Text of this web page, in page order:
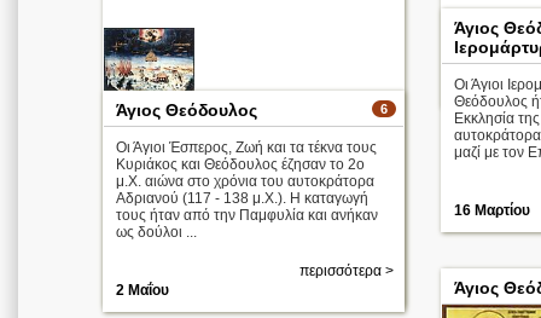
Οι Άγιοι
Τεσσαράκοντ
α
Απολυτίκιο
περισσότερα >
9 Μαρτίου
Απολυτίκιο
3
Άγιος
Οι Άγιοι
Θεόδουλος
Εκκλησία
μαζί με τον
16 Μαρτίου
6
Άγιος Θεόδουλος
Οι Άγιοι Έσπερος, Ζωή και τα τέκνα τους
Κυριάκος και Θεόδουλος έζησαν το 2ο
μ.Χ. αιώνα στο χρόνια του αυτοκράτορα
Αδριανού (117 - 138 μ.Χ.). Η καταγωγή
τους ήταν από την Παμφυλία και ανήκαν
ως δούλοι ...
περισσότερα >
2 Μαΐου
Άγιος